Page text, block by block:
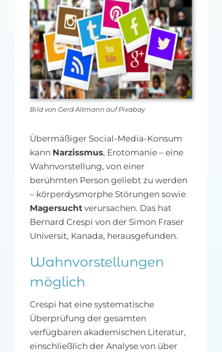
MFA-heute Newsletter-Anmeldung
Über uns
Ihre Werbung auf MFA-heute.de
Suche
nach:Bild von Gerd Altmann auf Pixabay
Übermäßiger Social-Media-Konsum
kann Narzissmus, Erotomanie – eine
Wahnvorstellung, von einer
berühmten Person geliebt zu werden
– körperdysmorphe Störungen sowie
Magersuchtverursachen. Das hat
Bernard Crespi von der Simon Fraser
Universit, Kanada, herausgefunden.
Wahnvorstellungen
möglich
Crespi hat eine systematische
Überprüfung der gesamten
verfügbaren akademischen Literatur,
einschließlich der Analyse von über